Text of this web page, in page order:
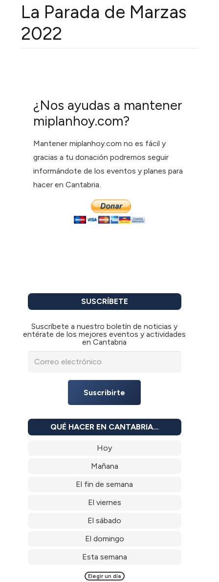
La Parada de Marzas
2022
¿Nos ayudas a mantener
miplanhoy.com?
Mantener miplanhoy.com no es fácil y
gracias a tu donación podremos seguir
informándote de los eventos y planes para
hacer en Cantabria.
SUSCRÍBETE
Suscríbete a nuestro boletín de noticias y
entérate de los mejores eventos y actividades
en Cantabria
Suscribirte
QUÉ HACER EN CANTABRIA…
Hoy
Mañana
El fin de semana
El viernes
El sábado
El domingo
Esta semana
Elegir un día